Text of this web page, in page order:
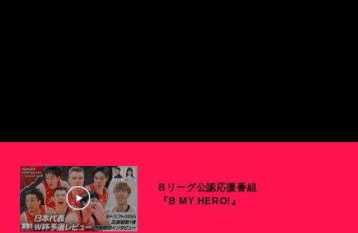
Bリーグ公認応援番組
『B MY HERO!』